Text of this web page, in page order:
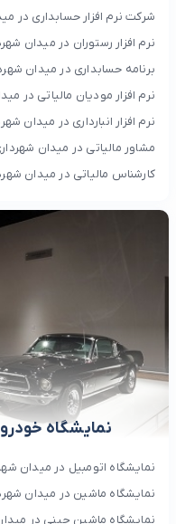
شرکت نرم افزار حسابداری در
نرم افزار رستوران در میدان
برنامه حسابداری در میدان
نرم افزار مودیان مالیاتی در
نرم افزار انبارداری در میدان
مشاور مالیاتی در میدان
کارشناس مالیاتی در میدان
نمایشگاه
نمایشگاه اتومبیل در میدان
نمایشگاه ماشین در میدان
نمایشگاه ماشین چینی در